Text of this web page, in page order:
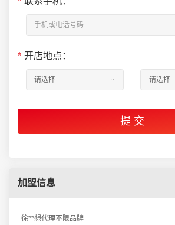
* 开店地点：
加盟信息
徐**想代理不限品牌